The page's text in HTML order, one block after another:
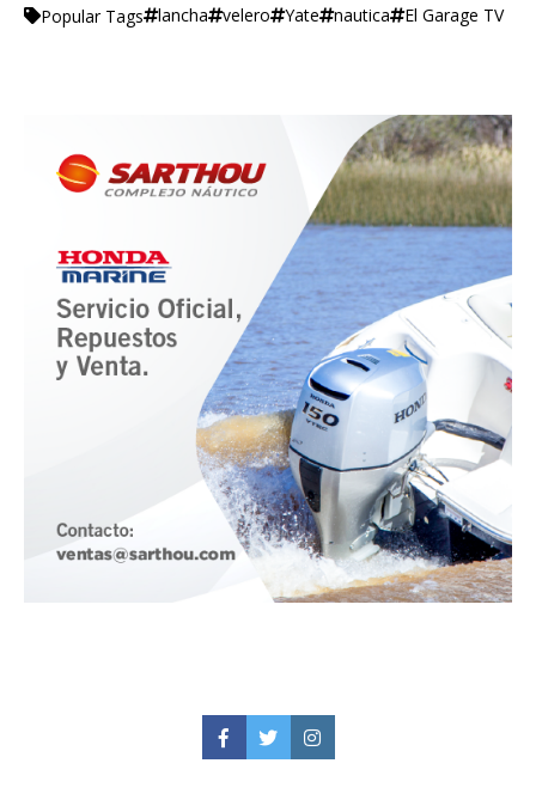
Popular Tags lancha velero Yate nautica El Garage TV
FacebookTwitterInstagram